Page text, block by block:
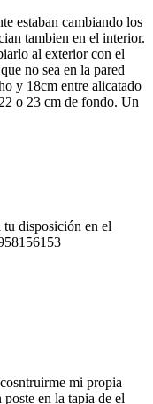
estaban cambiando los
tambien en el interior.
al exterior con el
no sea en la pared
y 18cm entre alicatado
o 23 cm de fondo. Un
tu disposición en el
mi propia
en la tapia de el